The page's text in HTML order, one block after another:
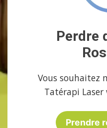
Perdre
Vous souhaitez
Tatérapi Laser
Prendre